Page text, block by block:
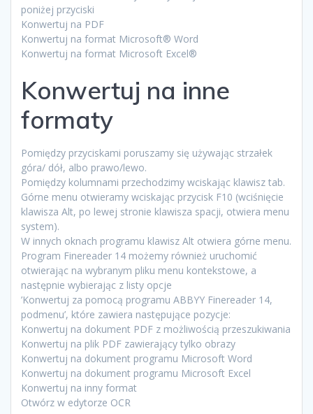
poniżej przyciski
Konwertuj na PDF
Konwertuj na format Microsoft® Word
Konwertuj na format Microsoft Excel®
Konwertuj na inne
formaty
Pomiędzy przyciskami poruszamy się używając strzałek
góra/ dół, albo prawo/lewo.
Pomiędzy kolumnami przechodzimy wciskając klawisz tab.
Górne menu otwieramy wciskając przycisk F10 (wciśnięcie
klawisza Alt, po lewej stronie klawisza spacji, otwiera menu
system).
W innych oknach programu klawisz Alt otwiera górne menu.
Program Finereader 14 możemy również uruchomić
otwierając na wybranym pliku menu kontekstowe, a
następnie wybierając z listy opcje
’Konwertuj za pomocą programu ABBYY Finereader 14,
podmenu’, które zawiera następujące pozycje:
Konwertuj na dokument PDF z możliwością przeszukiwania
Konwertuj na plik PDF zawierający tylko obrazy
Konwertuj na dokument programu Microsoft Word
Konwertuj na dokument programu Microsoft Excel
Konwertuj na inny format
Otwórz w edytorze OCR